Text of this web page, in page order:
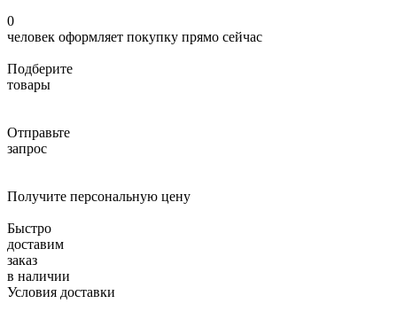
0
человек оформляет покупку прямо сейчас
Подберите
товары
Отправьте
запрос
Получите персональную цену
Быстро
доставим
заказ
в наличии
Условия доставки